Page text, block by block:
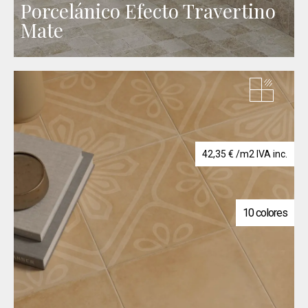
Porcelánico Efecto Travertino
Mate
42,35 € /m2 IVA inc.
10 colores